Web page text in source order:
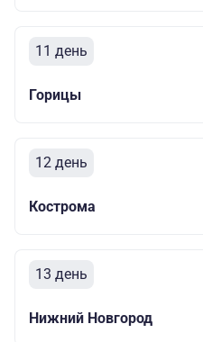
11 день
Горицы
12 день
Кострома
13 день
Нижний Новгород